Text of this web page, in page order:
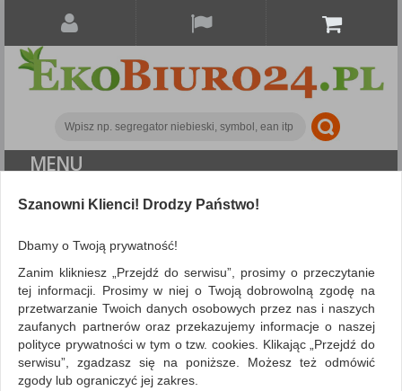
MENU
ALL CATEGORIES
FILTRY
Wyposażenie biura Świece
ZNALEZIONYCH PRODUKTÓW: 120 Porównaj (0)
Sortuj po
Szanowni Klienci! Drodzy Państwo!
Dbamy o Twoją prywatność!
Zanim klikniesz „Przejdź do serwisu”, prosimy o przeczytanie
tej informacji. Prosimy w niej o Twoją dobrowolną zgodę na
przetwarzanie Twoich danych osobowych przez nas i naszych
zaufanych partnerów oraz przekazujemy informacje o naszej
polityce prywatności w tym o tzw. cookies. Klikając „Przejdź do
serwisu”, zgadzasz się na poniższe. Możesz też odmówić
zgody lub ograniczyć jej zakres.